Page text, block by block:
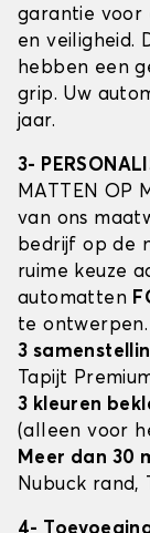
garantie voor
en veiligheid.
hebben een
grip. Uw
jaar.
3-
MATTEN OP
van ons
bedrijf op de
ruime keuze
automatten
te ontwerpen.
3
Tapijt
3 kleuren
(alleen voor
Meer dan 30
Nubuck rand,